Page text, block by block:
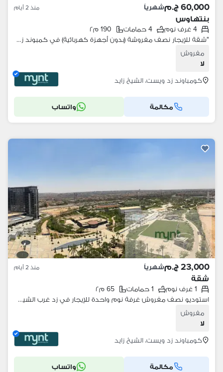
60,000 ج.م شهرياً منذ 2 أيام
بنتهاوس
4 غرف نوم 4 حمامات
190 م٢
"شقة للإيجار نصف مفروشة (بدون أجهزة كهربائية) في كمبوند زد غرب الشيخ زايد" | MYNT Hospitality
مفروش
لا
كومباوند زد ويست، الشيخ زايد
مكالمة واتساب
23,000 ج.م شهرياً منذ 2 أيام
شقة
1 غرف نوم 1 حمامات
65 م٢
استوديو نصف مفروش غرفة نوم واحدة للإيجار في زد غرب الشيخ زايد | مينت للضيافة
مفروش
لا
كومباوند زد ويست، الشيخ زايد
مكالمة واتساب